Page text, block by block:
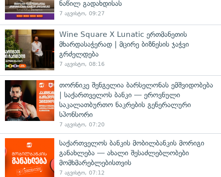
ნაწილ გადახდისას
7 აგვისტო, 09:27
Wine Square X Lunatic ერთმანეთის
მხარდასაჭერად | მცირე ბიზნესის ჯაჭვი
გრძელდება
7 აგვისტო, 08:16
თორნიკე შენგელია ბარსელონას ემშვიდობება
| საქართველოს ბანკი — ეროვნული
საკალათბურთო ნაკრების გენერალური
სპონსორი
7 აგვისტო, 07:20
საქართველოს ბანკის მობილბანკის მორიგი
განახლება — ახალი შესაძლებლობები
მომხმარებლებისთვის
7 აგვისტო, 07:12